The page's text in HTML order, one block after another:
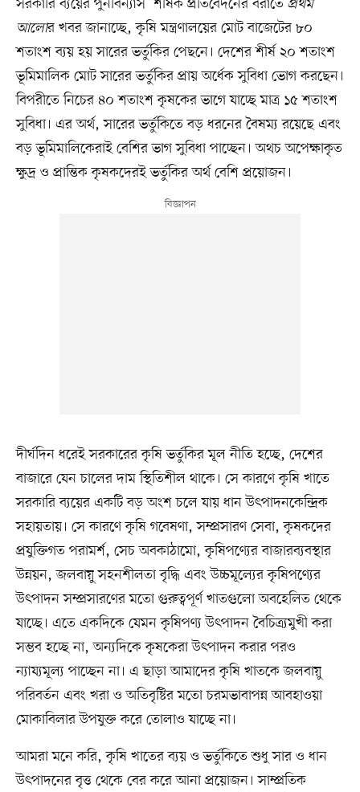
আলোর খবর জানাচ্ছে, কৃষি মন্ত্রণালয়ের মোট বাজেটের ৮০
শতাংশ ব্যয় হয় সারের ভর্তুকির পেছনে। দেশের শীর্ষ ২০ শতাংশ
ভূমিমালিক মোট সারের ভর্তুকির প্রায় অর্ধেক সুবিধা ভোগ করছেন।
বিপরীতে নিচের ৪০ শতাংশ কৃষকের ভাগে যাচ্ছে মাত্র ১৫ শতাংশ
সুবিধা। এর অর্থ, সারের ভর্তুকিতে বড় ধরনের বৈষম্য রয়েছে এবং
বড় ভূমিমালিকেরাই বেশির ভাগ সুবিধা পাচ্ছেন। অথচ অপেক্ষাকৃত
ক্ষুদ্র ও প্রান্তিক কৃষকদেরই ভর্তুকির অর্থ বেশি প্রয়োজন।
দীর্ঘদিন ধরেই সরকারের কৃষি ভর্তুকির মূল নীতি হচ্ছে, দেশের
বাজারে যেন চালের দাম স্থিতিশীল থাকে। সে কারণে কৃষি খাতে
সরকারি ব্যয়ের একটি বড় অংশ চলে যায় ধান উৎপাদনকেন্দ্রিক
সহায়তায়। সে কারণে কৃষি গবেষণা, সম্প্রসারণ সেবা, কৃষকদের
প্রযুক্তিগত পরামর্শ, সেচ অবকাঠামো, কৃষিপণ্যের বাজারব্যবস্থার
উন্নয়ন, জলবায়ু সহনশীলতা বৃদ্ধি এবং উচ্চমূল্যের কৃষিপণ্যের
উৎপাদন সম্প্রসারণের মতো গুরুত্বপূর্ণ খাতগুলো অবহেলিত থেকে
যাচ্ছে। এতে একদিকে যেমন কৃষিপণ্য উৎপাদন বৈচিত্র্যমুখী করা
সম্ভব হচ্ছে না, অন্যদিকে কৃষকেরা উৎপাদন করার পরও
ন্যায্যমূল্য পাচ্ছেন না। এ ছাড়া আমাদের কৃষি খাতকে জলবায়ু
পরিবর্তন এবং খরা ও অতিবৃষ্টির মতো চরমভাবাপন্ন আবহাওয়া
মোকাবিলার উপযুক্ত করে তোলাও যাচ্ছে না।
আমরা মনে করি, কৃষি খাতের ব্যয় ও ভর্তুকিতে শুধু সার ও ধান
উৎপাদনের বৃত্ত থেকে বের করে আনা প্রয়োজন। সাম্প্রতিক